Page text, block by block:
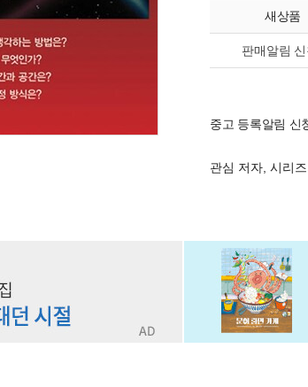
새상품
판매알림 신
중고 등록알림 신
관심 저자, 시리